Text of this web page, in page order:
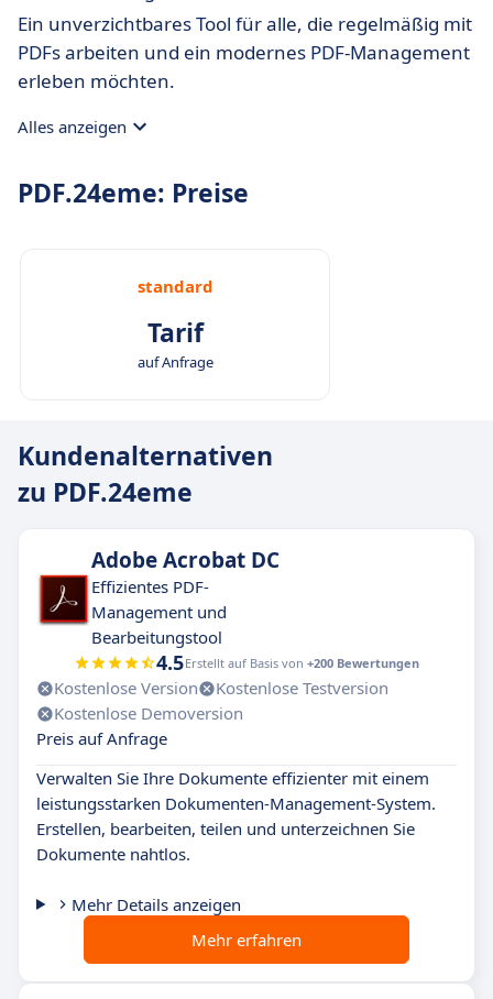
Ein unverzichtbares Tool für alle, die regelmäßig mit
PDFs arbeiten und ein modernes PDF-Management
erleben möchten.
Alles anzeigen
PDF.24eme: Preise
standard
Tarif
auf Anfrage
Kundenalternativen
zu PDF.24eme
Adobe Acrobat DC
Effizientes PDF-
Management und
Bearbeitungstool
4.5Erstellt auf Basis von +200 Bewertungen
Kostenlose Version
Kostenlose Testversion
Kostenlose Demoversion
Preis auf Anfrage
Verwalten Sie Ihre Dokumente effizienter mit einem
leistungsstarken Dokumenten-Management-System.
Erstellen, bearbeiten, teilen und unterzeichnen Sie
Dokumente nahtlos.
Mehr Details anzeigen
Mehr erfahren